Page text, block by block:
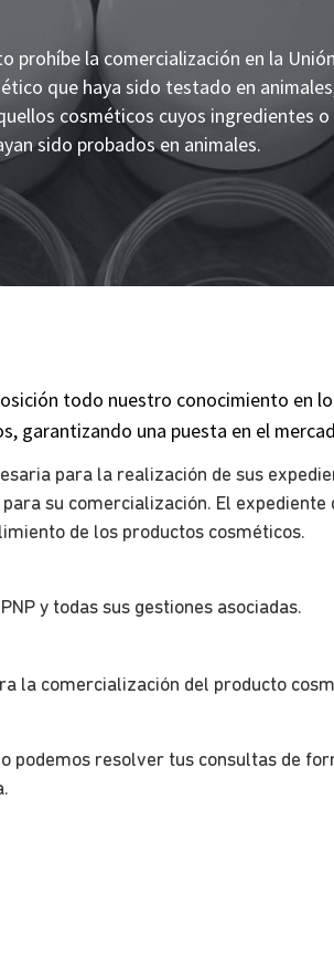
prohíbe la comercialización en la
que haya sido testado en
cosméticos cuyos ingredientes
sido probados en animales.
todo nuestro conocimiento en
garantizando una puesta en el
para la realización de sus
su comercialización. El
de los productos cosméticos.
y todas sus gestiones asociadas.
comercialización del producto
podemos resolver tus consultas de